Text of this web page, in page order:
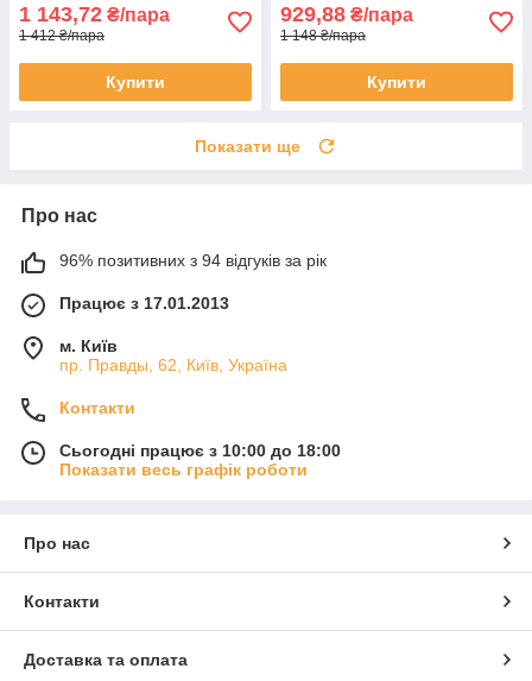
1 143,72 ₴/пара
1 412 ₴/пара
Купити
929,88 ₴/пара
1 148 ₴/пара
Купити
Показати ще
Про нас
96% позитивних з 94 відгуків за рік
Працює з 17.01.2013
м. Київ
пр. Правды, 62, Київ, Україна
Контакти
Сьогодні працює з 10:00 до 18:00
Показати весь графік роботи
Про нас
Контакти
Доставка та оплата